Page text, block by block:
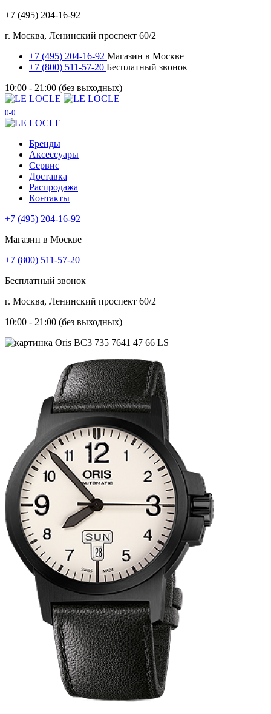
+7 (495) 204-16-92
г. Москва, Ленинский проспект 60/2
+7 (495) 204-16-92 Магазин в Москве
+7 (800) 511-57-20 Бесплатный звонок
10:00 - 21:00 (без выходных)
0 0
Бренды
Аксессуары
Сервис
Доставка
Распродажа
Контакты
+7 (495) 204-16-92
Магазин в Москве
+7 (800) 511-57-20
Бесплатный звонок
г. Москва, Ленинский проспект 60/2
10:00 - 21:00 (без выходных)